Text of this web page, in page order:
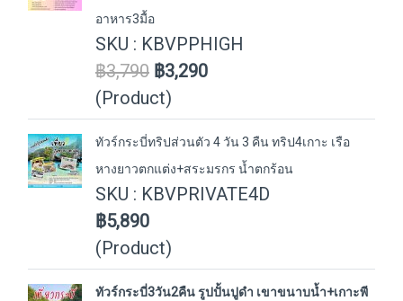
อาหาร3มื้อ
SKU : KBVPPHIGH
฿3,790 ฿3,290
(Product)
ทัวร์กระบี่ทริปส่วนตัว 4 วัน 3 คืน ทริป4เกาะ เรือ
หางยาวตกแต่ง+สระมรกร น้ำตกร้อน
SKU : KBVPRIVATE4D
฿5,890
(Product)
ทัวร์กระบี่3วัน2คืน รูปปั้นปูดำ เขาขนาบน้ำ+เกาะพี